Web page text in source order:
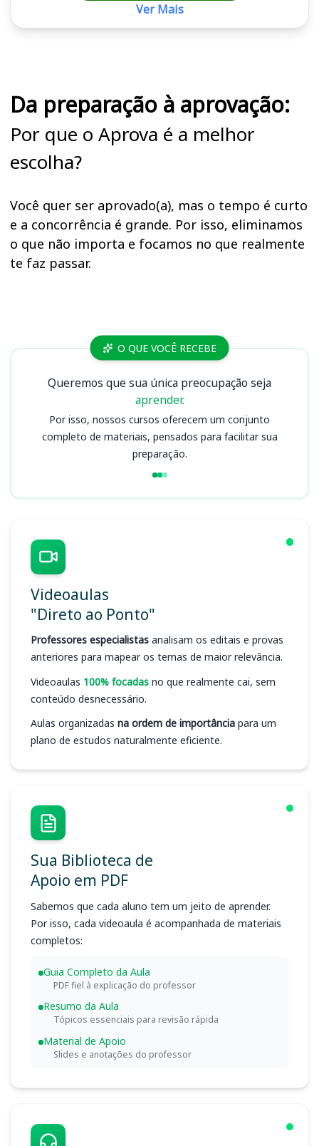
Ver Mais
Da preparação à aprovação:
Por que o Aprova é a melhor
escolha?
Você quer ser aprovado(a), mas o tempo é curto
e a concorrência é grande. Por isso, eliminamos
o que não importa e focamos no que realmente
te faz passar.
Cursos O QUE VOCÊ RECEBE
Queremos que sua única preocupação seja
aprender.
Por isso, nossos cursos oferecem um conjunto
completo de materiais, pensados para facilitar sua
preparação.
Videoaulas
"Direto ao Ponto"
Professores especialistas analisam os editais e provas
anteriores para mapear os temas de maior relevância.
Videoaulas 100% focadas no que realmente cai, sem
conteúdo desnecessário.
Aulas organizadas na ordem de importância para um
plano de estudos naturalmente eficiente.
Sua Biblioteca de
Apoio em PDF
Sabemos que cada aluno tem um jeito de aprender.
Por isso, cada videoaula é acompanhada de materiais
completos:
Guia Completo da Aula
PDF fiel à explicação do professor
Resumo da Aula
Tópicos essenciais para revisão rápida
Material de Apoio
Slides e anotações do professor